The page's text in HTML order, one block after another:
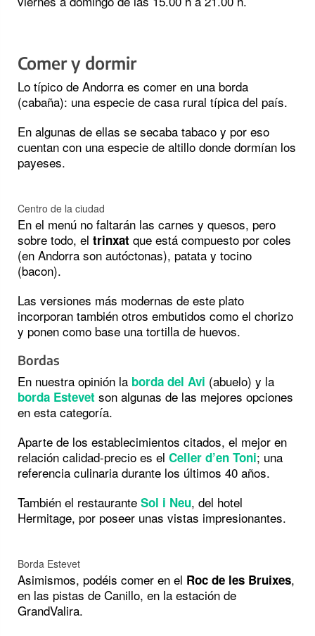
Comer y dormir
Lo típico de Andorra es comer en una borda
(cabaña): una especie de casa rural típica del país.
En algunas de ellas se secaba tabaco y por eso
cuentan con una especie de altillo donde dormían los
payeses.
Centro de la ciudad
En el menú no faltarán las carnes y quesos, pero
sobre todo, el trinxat que está compuesto por coles
(en Andorra son autóctonas), patata y tocino
(bacon).
Las versiones más modernas de este plato
incorporan también otros embutidos como el chorizo
y ponen como base una tortilla de huevos.
Bordas
En nuestra opinión la borda del Avi (abuelo) y la
borda Estevet son algunas de las mejores opciones
en esta categoría.
Aparte de los establecimientos citados, el mejor en
relación calidad-precio es el Celler d’en Toni; una
referencia culinaria durante los últimos 40 años.
También el restaurante Sol i Neu, del hotel
Hermitage, por poseer unas vistas impresionantes.
Borda Estevet
Asimismos, podéis comer en el Roc de les Bruixes,
en las pistas de Canillo, en la estación de
GrandValira.